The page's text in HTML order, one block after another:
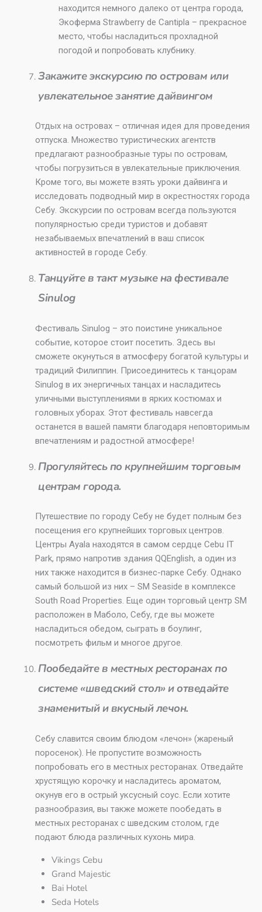
находится немного далеко от центра города,
Экоферма Strawberry de Cantipla – прекрасное
место, чтобы насладиться прохладной
погодой и попробовать клубнику.
Закажите экскурсию по островам или
увлекательное занятие дайвингом
Отдых на островах – отличная идея для проведения
отпуска. Множество туристических агентств
предлагают разнообразные туры по островам,
чтобы погрузиться в увлекательные приключения.
Кроме того, вы можете взять уроки дайвинга и
исследовать подводный мир в окрестностях города
Себу. Экскурсии по островам всегда пользуются
популярностью среди туристов и добавят
незабываемых впечатлений в ваш список
активностей в городе Себу.
Танцуйте в такт музыке на фестивале
Sinulog
Фестиваль Sinulog – это поистине уникальное
событие, которое стоит посетить. Здесь вы
сможете окунуться в атмосферу богатой культуры и
традиций Филиппин. Присоединитесь к танцорам
Sinulog в их энергичных танцах и насладитесь
уличными выступлениями в ярких костюмах и
головных уборах. Этот фестиваль навсегда
останется в вашей памяти благодаря неповторимым
впечатлениям и радостной атмосфере!
Прогуляйтесь по крупнейшим торговым
центрам города.
Путешествие по городу Себу не будет полным без
посещения его крупнейших торговых центров.
Центры Ayala находятся в самом сердце Cebu IT
Park, прямо напротив здания QQEnglish, а один из
них также находится в бизнес-парке Себу. Однако
самый большой из них – SM Seaside в комплексе
South Road Properties. Еще один торговый центр SM
расположен в Маболо, Себу, где вы можете
насладиться обедом, сыграть в боулинг,
посмотреть фильм и многое другое.
Пообедайте в местных ресторанах по
системе «шведский стол» и отведайте
знаменитый и вкусный лечон.
Себу славится своим блюдом «лечон» (жареный
поросенок). Не пропустите возможность
попробовать его в местных ресторанах. Отведайте
хрустящую корочку и насладитесь ароматом,
окунув его в острый уксусный соус. Если хотите
разнообразия, вы также можете пообедать в
местных ресторанах с шведским столом, где
подают блюда различных кухонь мира.
Vikings Cebu
Grand Majestic
Bai Hotel
Seda Hotels